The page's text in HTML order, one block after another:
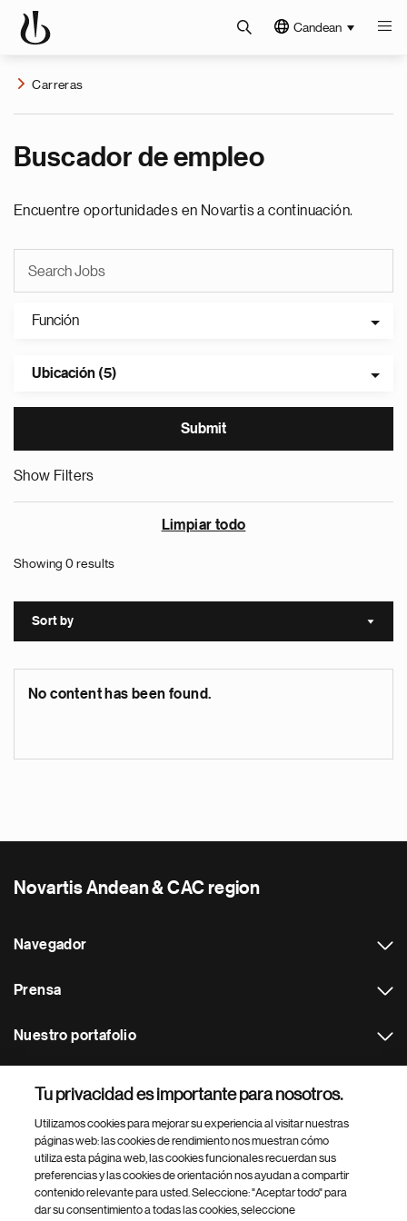
Candean
Carreras
Buscador de empleo
Encuentre oportunidades en Novartis a continuación.
Función
Ubicación (5)
Show Filters
Limpiar todo
Showing 0 results
Sort by Sort
No content has been found.
Novartis Andean & CAC region
Navegador
Prensa
Nuestro portafolio
Footer Site Search
Tu privacidad es importante para nosotros.
Utilizamos cookies para mejorar su experiencia al visitar nuestras
páginas web: las cookies de rendimiento nos muestran cómo
utiliza esta página web, las cookies funcionales recuerdan sus
preferencias y las cookies de orientación nos ayudan a compartir
contenido relevante para usted. Seleccione: "Aceptar todo" para
dar su consentimiento a todas las cookies, seleccione